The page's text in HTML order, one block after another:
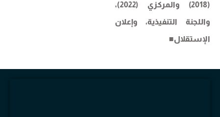
(2018) والمركزي (2022)،
واللجنة التنفيذية، وإعلان
الإستقلال■